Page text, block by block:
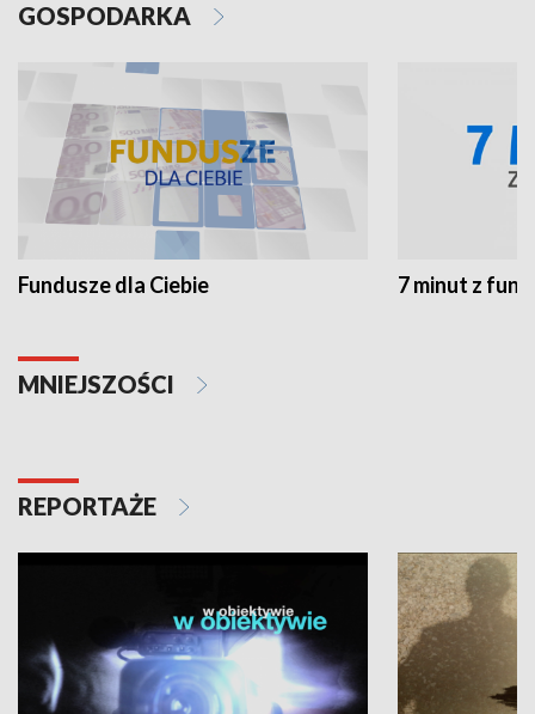
GOSPODARKA
Fundusze dla Ciebie 7 minut z
MNIEJSZOŚCI
REPORTAŻE